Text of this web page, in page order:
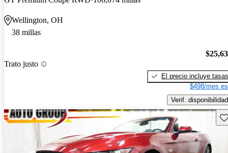
Wellington, OH
38 millas
Trato justo
El precio incluye tasas
$498/mes
Verif. disponibilidad